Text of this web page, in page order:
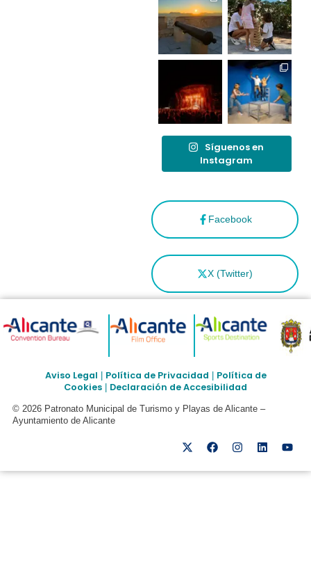
Facebook
X (Twitter)
Síguenos en
Instagram
Aviso Legal | Política de Privacidad | Política de
Cookies | Declaración de Accesibilidad
© 2026 Patronato Municipal de Turismo y Playas de Alicante –
Ayuntamiento de Alicante